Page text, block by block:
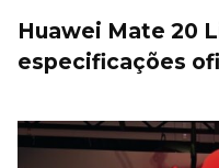
Huawei Mate 20
especificações